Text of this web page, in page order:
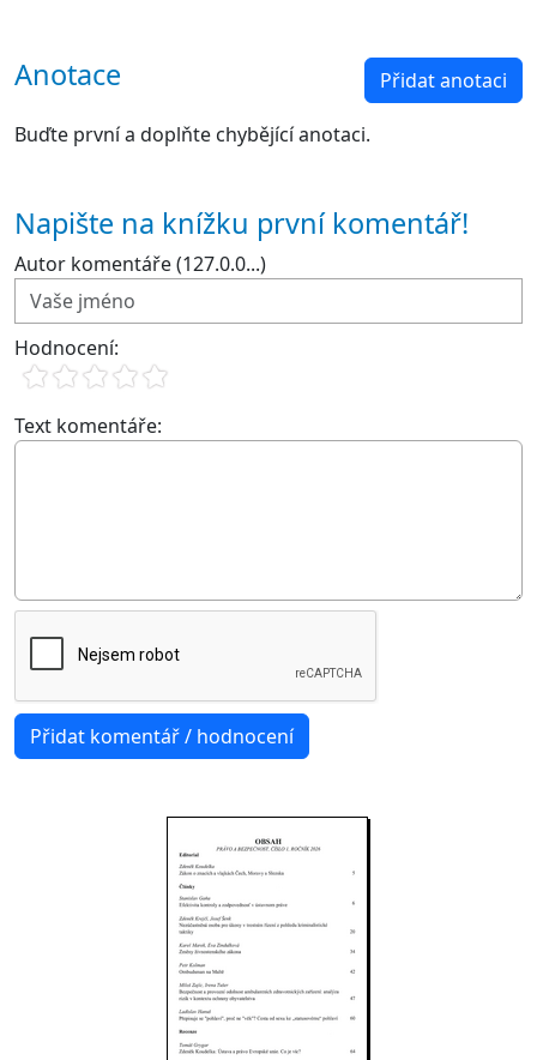
Anotace Přidat anotaci
Buďte první a doplňte chybějící anotaci.
Napište na knížku první komentář!
Autor komentáře (127.0.0...)
Hodnocení:
Text komentáře: